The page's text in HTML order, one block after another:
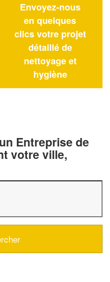
Envoyez-nous
en quelques
clics votre projet
détaillé de
nettoyage et
hygiène
Entreprise de
votre ville,